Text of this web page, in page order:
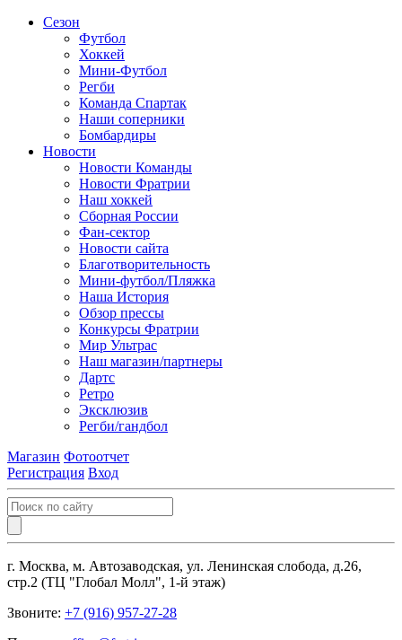
Сезон
Футбол
Хоккей
Мини-Футбол
Регби
Команда Спартак
Наши соперники
Бомбардиры
Новости
Новости Команды
Новости Фратрии
Наш хоккей
Сборная России
Фан-cектор
Новости сайта
Благотворительность
Мини-футбол/Пляжка
Наша История
Обзор прессы
Конкурсы Фратрии
Мир Ультрас
Наш магазин/партнеры
Дартс
Ретро
Эксклюзив
Регби/гандбол
Магазин Фотоотчет
Регистрация Вход
г. Москва, м. Автозаводская, ул. Ленинская слобода, д.26,
стр.2 (ТЦ "Глобал Молл", 1-й этаж)
Звоните: +7 (916) 957-27-28